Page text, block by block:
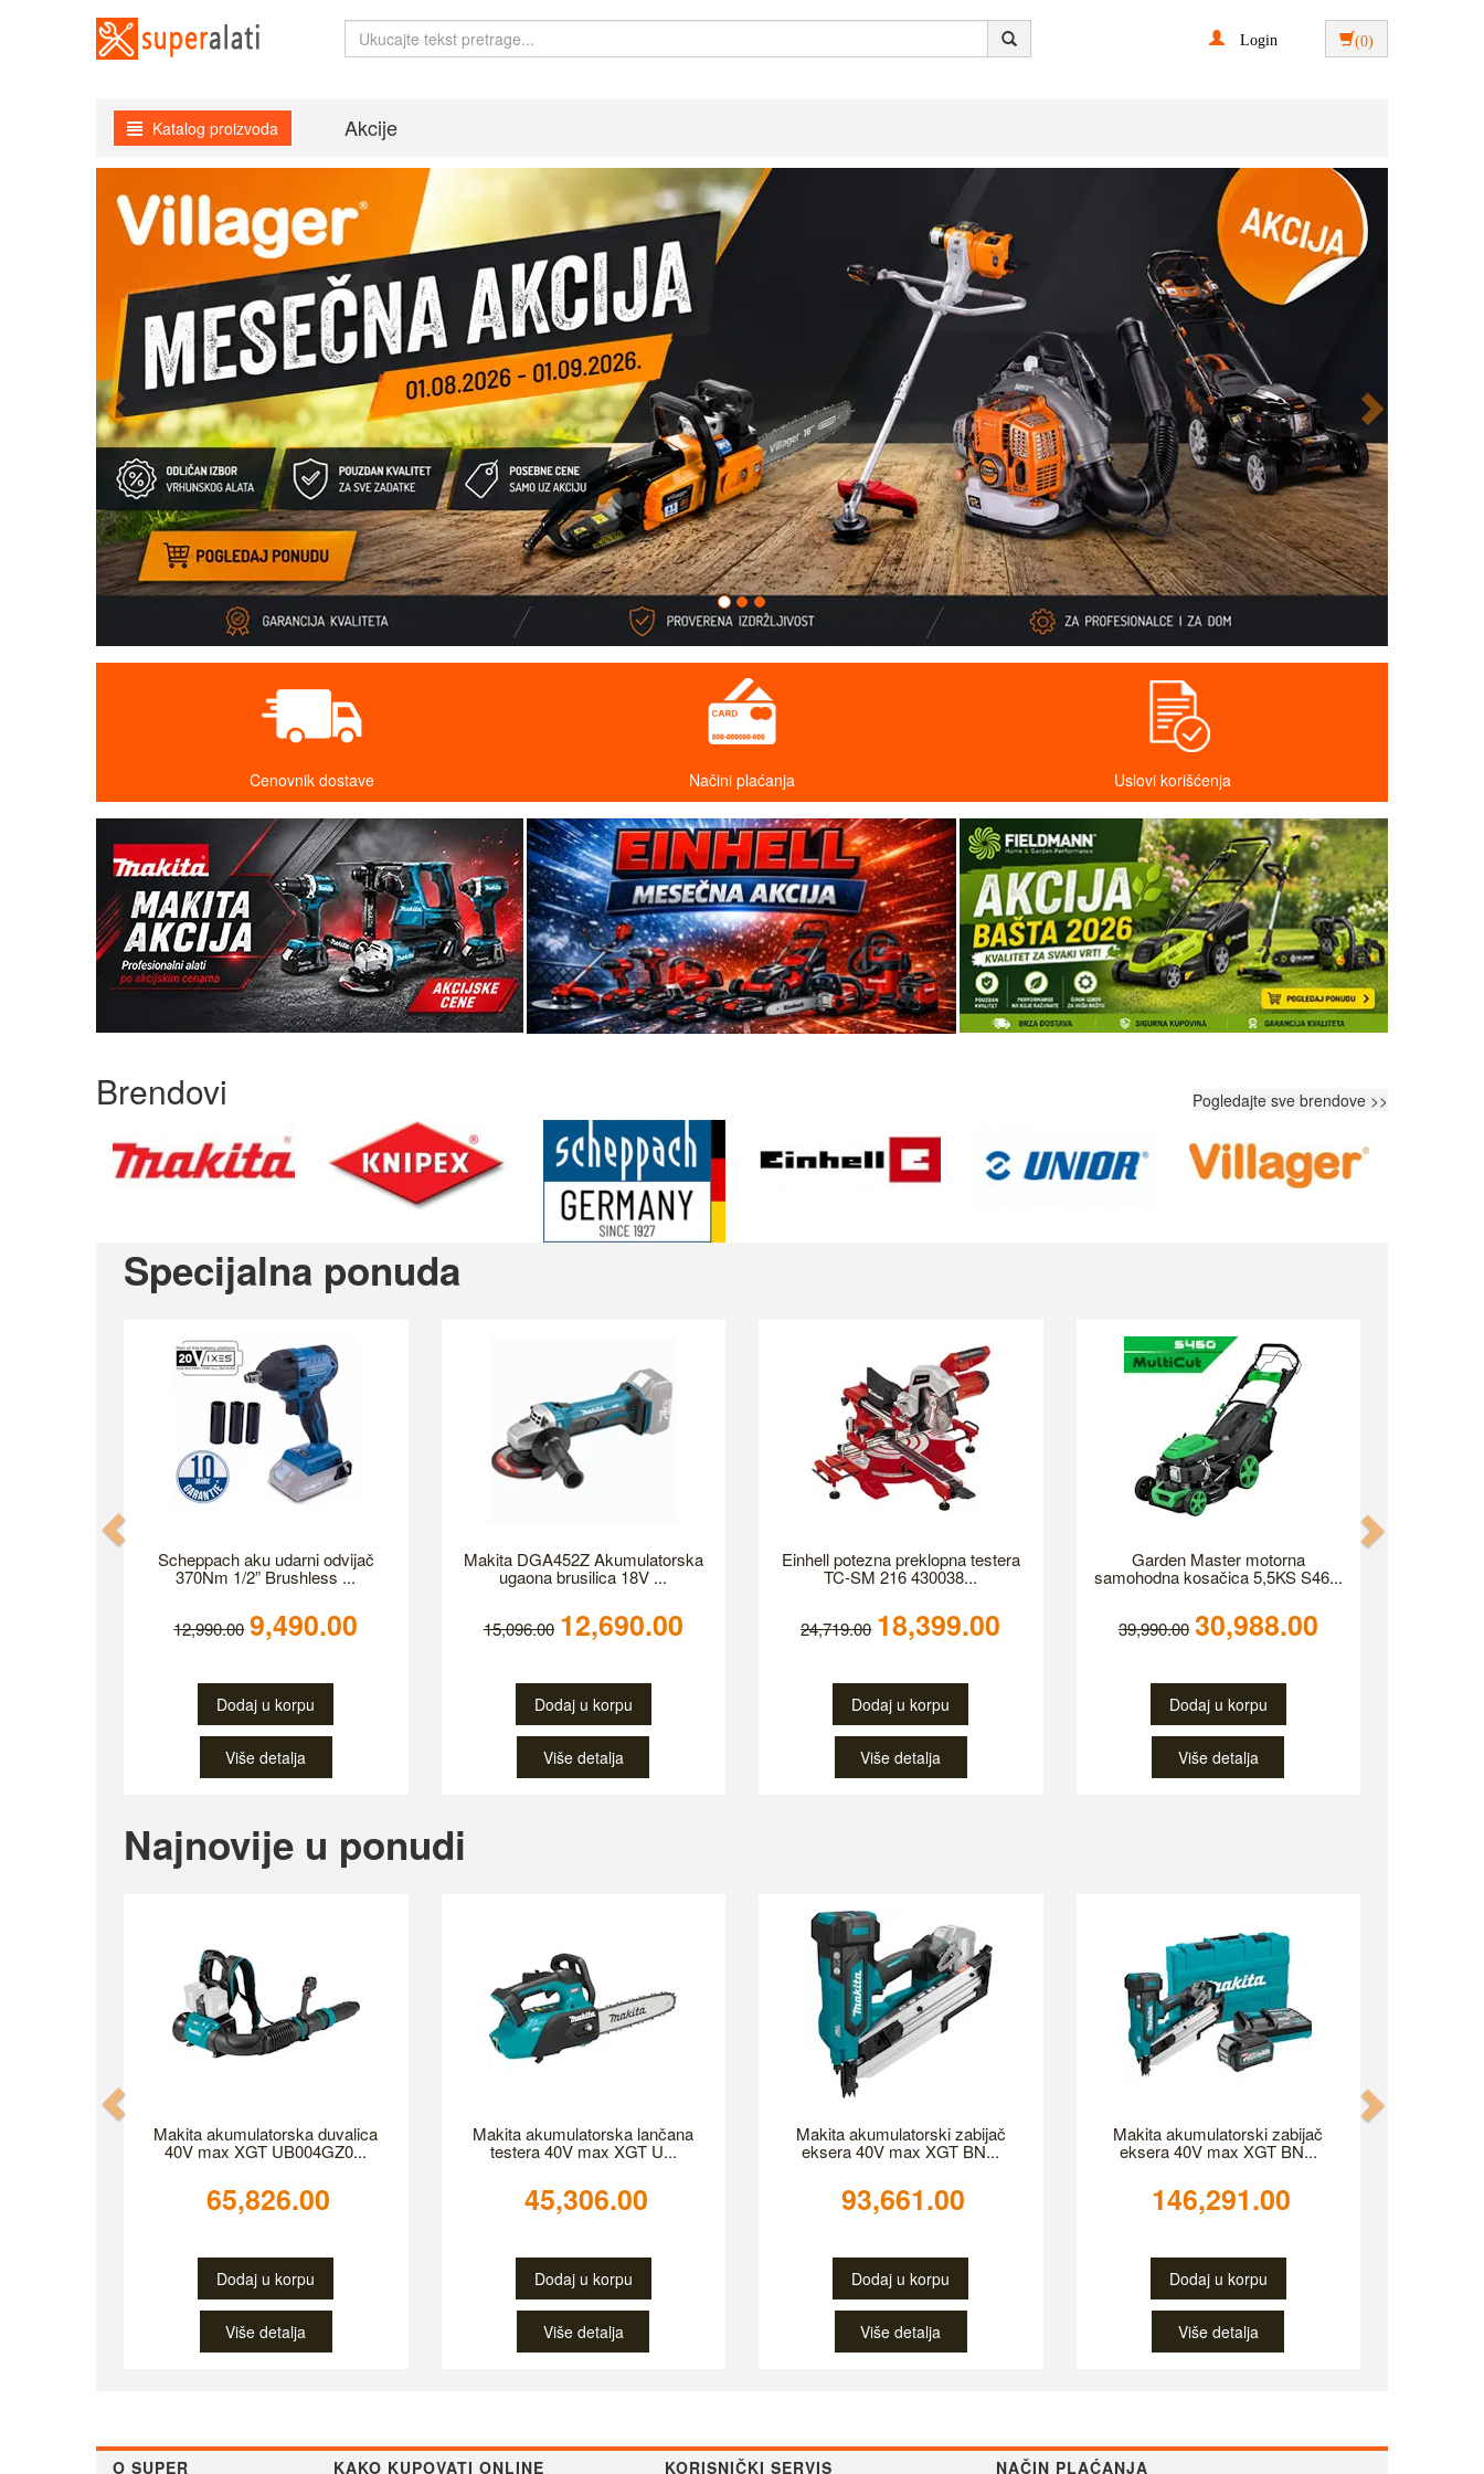
Login (0)
Katalog proizvoda Akcije
Cenovnik dostave Načini plaćanja Uslovi korišćenja
Brendovi Pogledajte sve brendove >>
Specijalna ponuda
Scheppach aku udarni odvijač
370Nm 1/2” Brushless ...
12,990.00 9,490.00
Dodaj u korpu
Više detalja
Makita DGA452Z Akumulatorska
ugaona brusilica 18V ...
15,096.00 12,690.00
Dodaj u korpu
Više detalja
Einhell potezna preklopna testera
TC-SM 216 430038...
24,719.00 18,399.00
Dodaj u korpu
Više detalja
Garden Master motorna
samohodna kosačica 5,5KS S46...
39,990.00 30,988.00
Dodaj u korpu
Više detalja
Previous
Najnovije u ponudi
Makita akumulatorska duvalica
40V max XGT UB004GZ0...
65,826.00
Dodaj u korpu
Više detalja
Makita akumulatorska lančana
testera 40V max XGT U...
45,306.00
Dodaj u korpu
Više detalja
Makita akumulatorski zabijač
eksera 40V max XGT BN...
93,661.00
Dodaj u korpu
Više detalja
Makita akumulatorski zabijač
eksera 40V max XGT BN...
146,291.00
Dodaj u korpu
Više detalja
Previous
O SUPER KAKO KUPOVATI ONLINE KORISNIČKI SERVIS NAČIN PLAĆANJA